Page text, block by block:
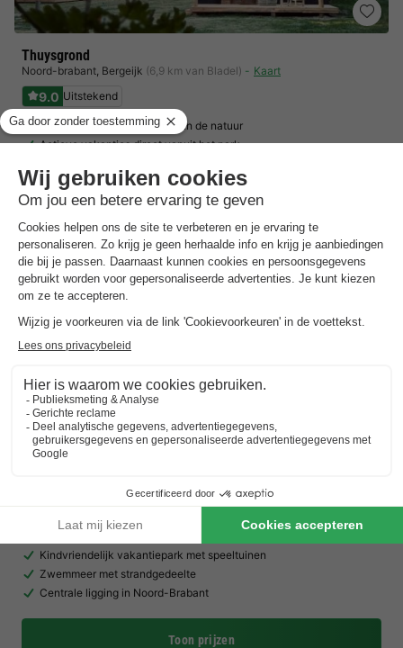
Thuysgrond
Noord-brabant, Bergeijk (6,9 km van Bladel) Kaart
9.0 Uitstekend
Breng de nacht door midden in de natuur
Actieve vakanties direct vanuit het park
Toon prijzen
Veldhoven (14,2 km van Bladel) Kaart
Goed
Kindvriendelijk vakantiepark met speeltuinen
Zwemmeer met strandgedeelte
Centrale ligging in Noord-Brabant
Toon prijzen